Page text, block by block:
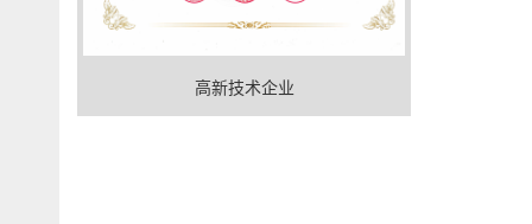
高新技术企业